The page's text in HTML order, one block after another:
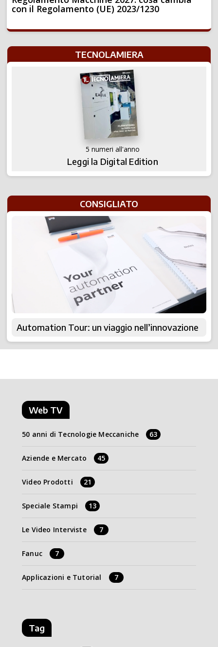
con il Regolamento (UE) 2023/1230
TECNOLAMIERA
5 numeri all'anno
Leggi la Digital Edition
CONSIGLIATO
Automation Tour: un viaggio nell’innovazione
Web TV
50 anni di Tecnologie Meccaniche 63
Aziende e Mercato 45
Video Prodotti 21
Speciale Stampi 13
Le Video Interviste 7
Fanuc 7
Applicazioni e Tutorial 7
Tag